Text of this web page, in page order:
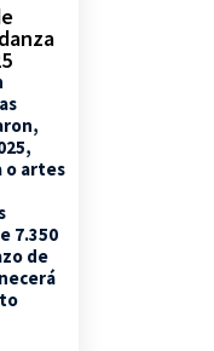
o artes
7.350
de